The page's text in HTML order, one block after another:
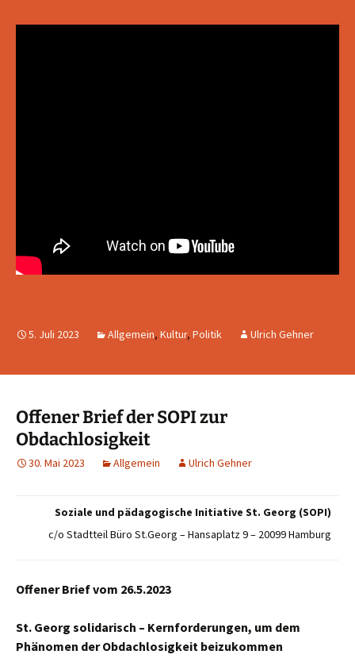
5. Juli 2023 Allgemein, Kultur, Politik Ulrich Gehner
Offener Brief der SOPI zur
Obdachlosigkeit
30. Mai 2023 Allgemein Ulrich Gehner
Soziale und pädagogische Initiative St. Georg (SOPI)
c/o Stadtteil Büro St.Georg – Hansaplatz 9 – 20099 Hamburg
Offener Brief vom 26.5.2023
St. Georg solidarisch – Kernforderungen, um dem
Phänomen der Obdachlosigkeit beizukommen